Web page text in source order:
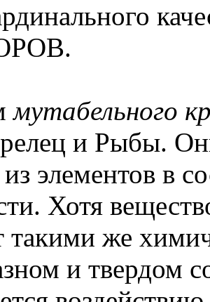
мутабельного
и Рыбы.
элементов в
Хотя
такими же
и твердом